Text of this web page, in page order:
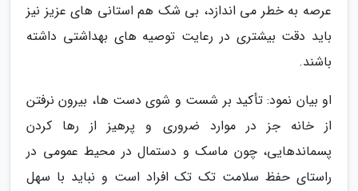
عرصه به خطر می اندازد، بی شک هم استانی های عزیز نیز
باید دقت بیشتری در رعایت توصیه های بهداشتی داشته
باشند.
او بیان نمود: تأکید بر شست و شوی دست ها، بیرون نرفتن
از خانه جز در موارد ضروری و پرهیز از رها کردن
پسماندهایی، چون ماسک و دستمال در محیط عمومی در
راستای حفظ سلامت تک تک افراد است و نباید با سهل